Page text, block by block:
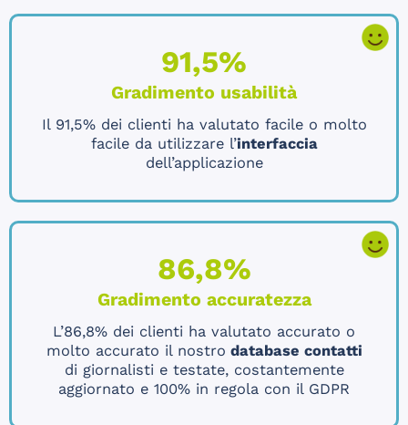
91,5%
Gradimento usabilità
Il 91,5% dei clienti ha valutato facile o molto
facile da utilizzare l’interfaccia
dell’applicazione
86,8%
Gradimento accuratezza
L’86,8% dei clienti ha valutato accurato o
molto accurato il nostro database contatti
di giornalisti e testate, costantemente
aggiornato e 100% in regola con il GDPR